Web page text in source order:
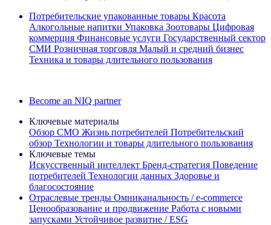
Потребительские упакованные товары Красота
Алкогольные напитки Упаковка Зоотовары Цифровая
коммерция Финансовые услуги Государственный сектор
СМИ Розничная торговля Малый и средний бизнес
Техника и товары длительного пользования
Become an NIQ partner
Ключевые материалы
Обзор CMO Жизнь потребителей Потребительский
обзор Технологии и товары длительного пользования
Ключевые темы
Искусственный интеллект Бренд‑стратегия Поведение
потребителей Технологии данных Здоровье и
благосостояние
Отраслевые тренды Омниканальность / e‑commerce
Ценообразование и продвижение Работа с новыми
запусками Устойчивое развитие / ESG